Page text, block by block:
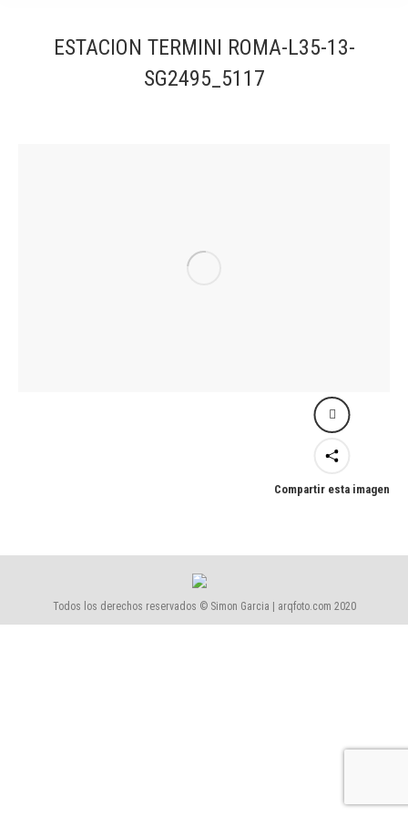
ESTACION TERMINI ROMA-L35-13-
SG2495_5117
Compartir esta imagen
Todos los derechos reservados © Simon Garcia | arqfoto.com 2020